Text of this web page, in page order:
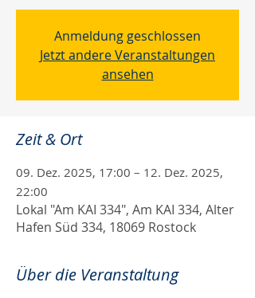
Anmeldung geschlossen
Jetzt andere Veranstaltungen
ansehen
Zeit & Ort
09. Dez. 2025, 17:00 – 12. Dez. 2025,
22:00
Lokal "Am KAI 334", Am KAI 334, Alter
Hafen Süd 334, 18069 Rostock
Über die Veranstaltung